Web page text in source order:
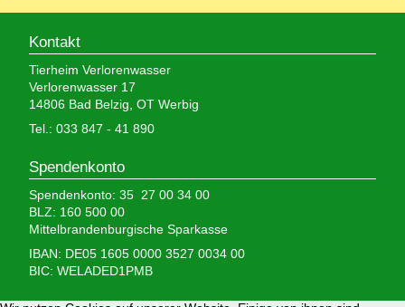
Kontakt
Tierheim Verlorenwasser
Verlorenwasser 17
14806 Bad Belzig, OT Werbig
Tel.: 033 847 - 41 890
Spendenkonto
Spendenkonto: 35 27 00 34 00
BLZ: 160 500 00
Mittelbrandenburgische Sparkasse
IBAN: DE05 1605 0000 3527 0034 00
BIC: WELADED1PMB